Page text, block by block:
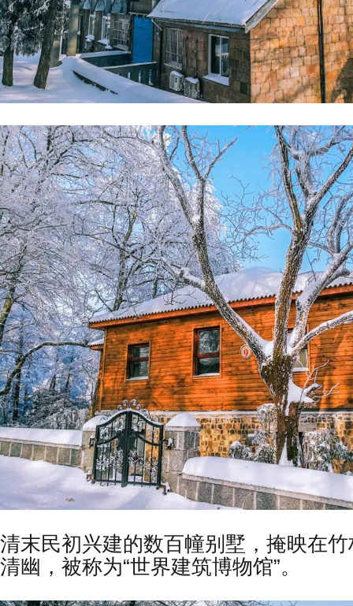
清末民初兴建的数百幢别墅，掩映在
清幽，被称为“世界建筑博物馆”。